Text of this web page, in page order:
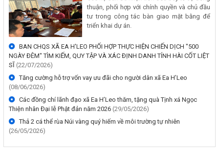
Về việc điều chỉnh tiêu chuẩn và thời gian nhận hồ sơ tuyển dụng
Công nhân kỹ thuật điện năm 2026 – Đợt 2
(15/07/2026, 00:00)
Về việc kết thúc niêm yết công khai hồ sơ đăng ký, cấp Giấy chứng
nhận quyền sử dụng đất, quyền sở hữu tài sản gắn liền với đất lần
đầu của ông Nguyễn Văn Quý và bà Nguyễn Thị Thắm trên địa bàn
xã Ea H’Leo, tỉnh Đắk Lắk
(14/07/2026, 00:00)
THÔNG BÁO Về việc niêm yết công khai mất giấy chứng nhận
Xanh - Sạch - Đẹp
Chương trình thiện nguyện "mang nắng về bản nhỏ"
Trường Mẫu giáo Ea H'Leo tổng kết năm học 2025 - 2026
Đến thao trường thăm cán bộ, chiến sĩ DQCĐ huấn luyện
Bế mạc giải bóng chuyền nữ xã Ea H'Leo năm 2026
thuận, phối hợp với chính quyền và chủ đầu
tư trong công tác bàn giao mặt bằng để
triển khai dự án.
BAN CHQS XÃ EA H'LEO PHỐI HỢP THỰC HIỆN CHIẾN DỊCH "500
NGÀY ĐÊM" TÌM KIẾM, QUY TẬP VÀ XÁC ĐỊNH DANH TÍNH HÀI CỐT LIỆT
SĨ (22/07/2026)
Tăng cường hỗ trợ vốn vay ưu đãi cho người dân xã Ea H’Leo
(08/06/2026)
Các đồng chí lãnh đạo xã Ea H’Leo thăm, tặng quà Tịnh xá Ngọc
Thiện nhân Đại lễ Phật đản năm 2026
(29/05/2026)
Thả 2 cá thể rùa Núi vàng quý hiếm về môi trường tự nhiên
(26/05/2026)